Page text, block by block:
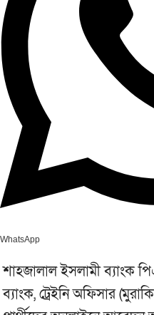
WhatsApp
শাহজালাল ইসলামী ব্যাংক
ব্যাংক, ট্রেইনি অফিসার